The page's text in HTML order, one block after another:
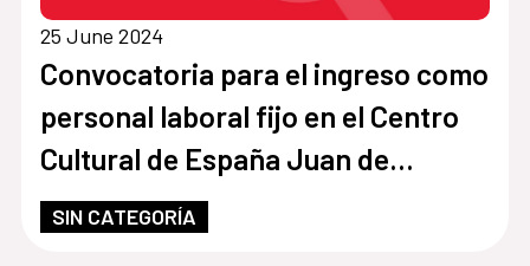
25 June 2024
Convocatoria para el ingreso como
personal laboral fijo en el Centro
Cultural de España Juan de
Salazar en Paraguay, con la
categoría de Auxiliar
SIN CATEGORÍA